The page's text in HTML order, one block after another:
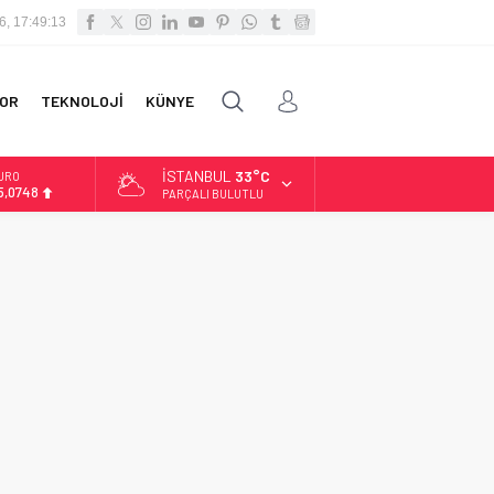
17:49:13
TEKNOLOJİ KÜNYE
İSTANBUL 33°C
PARÇALI BULUTLU